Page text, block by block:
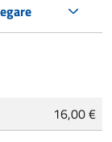
16,00 €